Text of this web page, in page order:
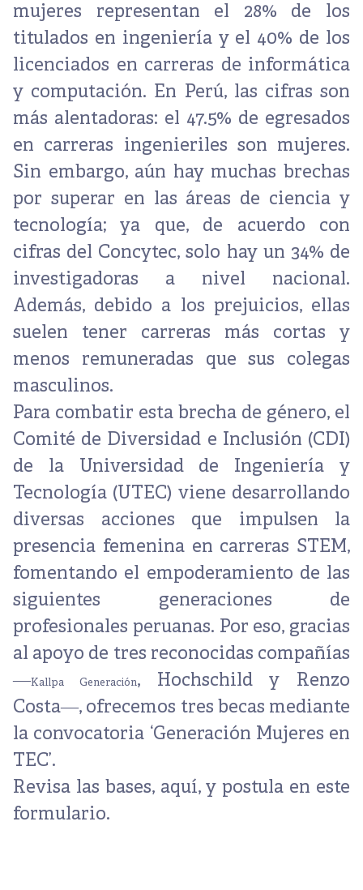
mujeres representan el 28% de los
titulados en ingeniería y el 40% de los
licenciados en carreras de informática
y computación. En Perú, las cifras son
más alentadoras: el 47.5% de egresados
en carreras ingenieriles son mujeres.
Sin embargo, aún hay muchas brechas
por superar en las áreas de ciencia y
tecnología; ya que, de acuerdo con
cifras del Concytec, solo hay un 34% de
investigadoras a nivel nacional.
Además, debido a los prejuicios, ellas
suelen tener carreras más cortas y
menos remuneradas que sus colegas
masculinos.
Para combatir esta brecha de género, el
Comité de Diversidad e Inclusión (CDI)
de la Universidad de Ingeniería y
Tecnología (UTEC) viene desarrollando
diversas acciones que impulsen la
presencia femenina en carreras STEM,
fomentando el empoderamiento de las
siguientes generaciones de
profesionales peruanas. Por eso, gracias
al apoyo de tres reconocidas compañías
―Kallpa Generación, Hochschildy Renzo
Costa―, ofrecemos tres becas mediante
la convocatoria ‘Generación Mujeres en
TEC’.
Revisa las bases, aquí, y postula en este
formulario.